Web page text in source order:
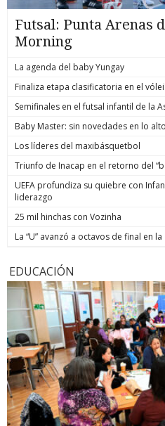
Futsal: Punta Arenas
Morning
La agenda del baby Yungay
Finaliza etapa clasificatoria en el
Semifinales en el futsal infantil de la
Baby Master: sin novedades en lo
Los líderes del maxibásquetbol
Triunfo de Inacap en el retorno del
UEFA profundiza su quiebre con
liderazgo
25 mil hinchas con Vozinha
La “U” avanzó a octavos de final en
EDUCACIÓN